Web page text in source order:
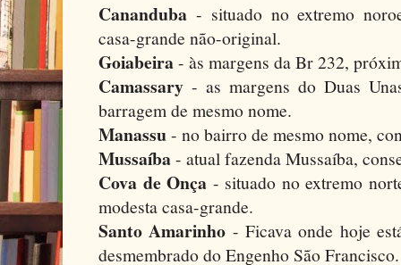
Cananduba - situado no extremo
casa-grande não-original.
Goiabeira- às margens da Br 232,
Camassary - as margens do Duas
barragem de mesmo nome.
Manassu- no bairro de mesmo nome,
Mussaíba- atual fazenda Mussaíba,
Cova de Onça - situado no extremo
modesta casa-grande.
Santo Amarinho - Ficava onde hoje
desmembrado do Engenho São Francisco.